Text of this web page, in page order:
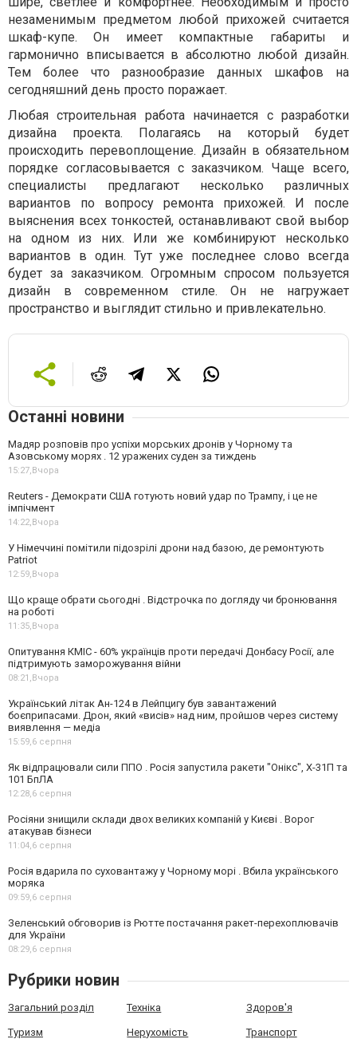
незаменимым предметом любой прихожей считается
шкаф-купе. Он имеет компактные габариты и
гармонично вписывается в абсолютно любой дизайн.
Тем более что разнообразие данных шкафов на
сегодняшний день просто поражает.
Любая строительная работа начинается с разработки
дизайна проекта. Полагаясь на который будет
происходить перевоплощение. Дизайн в обязательном
порядке согласовывается с заказчиком. Чаще всего,
специалисты предлагают несколько различных
вариантов по вопросу ремонта прихожей. И после
выяснения всех тонкостей, останавливают свой выбор
на одном из них. Или же комбинируют несколько
вариантов в один. Тут уже последнее слово всегда
будет за заказчиком. Огромным спросом пользуется
дизайн в современном стиле. Он не нагружает
пространство и выглядит стильно и привлекательно.
Останні новини
Мадяр розповів про успіхи морських дронів у Чорному та
Азовському морях . 12 уражених суден за тиждень
15:27,Вчора
Reuters - Демократи США готують новий удар по Трампу, і це не
імпічмент
14:22,Вчора
У Німеччині помітили підозрілі дрони над базою, де ремонтують
Patriot
12:59,Вчора
Що краще обрати сьогодні . Відстрочка по догляду чи бронювання
на роботі
11:35,Вчора
Опитування КМІС - 60% українців проти передачі Донбасу Росії, але
підтримують заморожування війни
08:21,Вчора
Український літак Ан-124 в Лейпцигу був завантажений
боєприпасами. Дрон, який «висів» над ним, пройшов через систему
виявлення — медіа
15:59,6 серпня
Як відпрацювали сили ППО . Росія запустила ракети "Онікс", Х-31П та
101 БпЛА
12:28,6 серпня
Росіяни знищили склади двох великих компаній у Києві . Ворог
атакував бізнеси
11:04,6 серпня
Росія вдарила по суховантажу у Чорному морі . Вбила українського
моряка
09:59,6 серпня
Зеленський обговорив із Рютте постачання ракет-перехоплювачів
для України
08:29,6 серпня
Рубрики новин
Загальний розділ Техніка Здоров'я
Туризм Нерухомість Транспорт